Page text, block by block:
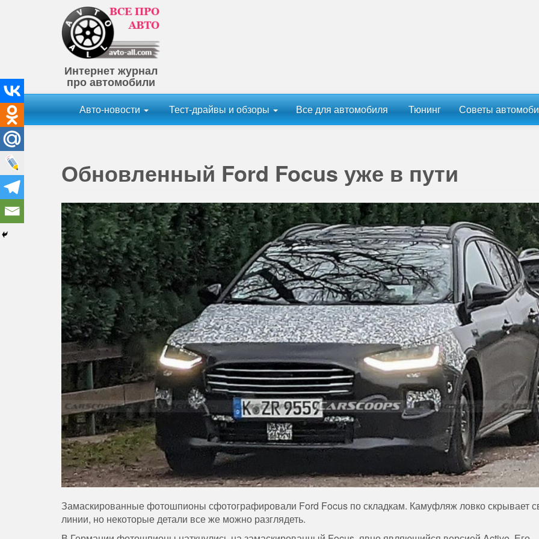
Интернет журнал
про автомобили
Авто-новости Тест-драйвы и обзоры Все для автомобиля Тюнинг Советы
Обновленный Ford Focus уже в пути
Замаскированные фотошпионы сфотографировали Ford Focus по складкам. Камуфляж ловко скрывает
линии, но некоторые детали все же можно разглядеть.